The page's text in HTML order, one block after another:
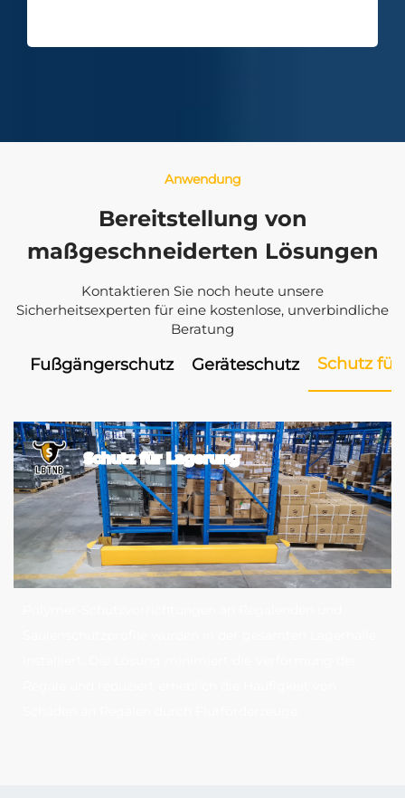
Anwendung
Bereitstellung von
maßgeschneiderten Lösungen
Kontaktieren Sie noch heute unsere
Sicherheitsexperten für eine kostenlose, unverbindliche
Beratung
Fußgängerschutz Geräteschutz Schutz
Schutz für Lagerung